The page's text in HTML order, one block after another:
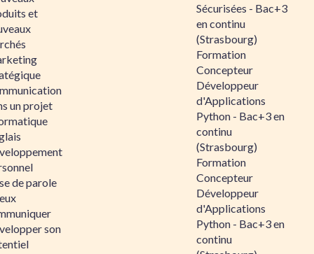
et
un projet
de parole
son
Sécurisées - Bac+3
en continu
(Strasbourg)
Formation
Concepteur
Développeur
d'Applications
Python - Bac+3 en
continu
(Strasbourg)
Formation
Concepteur
Développeur
d'Applications
Python - Bac+3 en
continu